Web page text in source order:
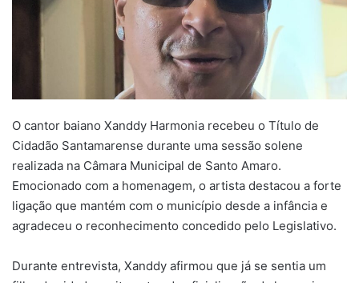
O cantor baiano Xanddy Harmonia recebeu o Título de
Cidadão Santamarense durante uma sessão solene
realizada na Câmara Municipal de Santo Amaro.
Emocionado com a homenagem, o artista destacou a forte
ligação que mantém com o município desde a infância e
agradeceu o reconhecimento concedido pelo Legislativo.
Durante entrevista, Xanddy afirmou que já se sentia um